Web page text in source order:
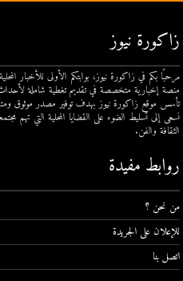
زاكورة نيوز
مرحبًا بكم في زاكورة نيوز، بوابتكم الأولى للأخبار
منصة إخبارية متخصصة في تقديم تغطية شاملة
تأسس موقع زاكورة نيوز بهدف توفير مصدر موثوق
نسعى إلى تسليط الضوء على القضايا المحلية التي تهم
الثقافة والفن.
روابط مفيدة
من نحن ؟
للإعلان على الجريدة
اتصل بنا